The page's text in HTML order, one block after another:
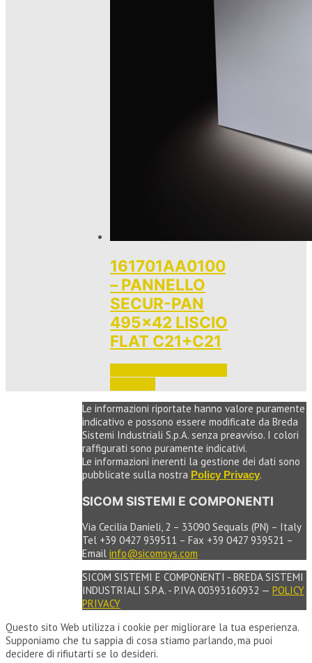
161701AA0100
– PANNELLO
SECUR-PAN
495×42 LISCIO
FLAT C21+C21
Le informazioni riportate hanno valore puramente
indicativo e possono essere modificate da Breda
Sistemi Industriali S.p.A. senza preavviso. I colori
raffigurati sono puramente indicativi.
Le informazioni inerenti la gestione dei dati sono
pubblicate sulla nostra Policy Privacy.
SICOM SISTEMI E COMPONENTI
Via Cecilia Danieli, 2 – 33090 Sequals (PN) – Italy
Tel +39 0427 939511 – Fax +39 0427 939521 –
Email info@sicomsys.com
SICOM SISTEMI E COMPONENTI - BREDA SISTEMI
INDUSTRIALI S.P.A. - P.IVA 00393160932 — POLICY
PRIVACY
Questo sito Web utilizza i cookie per migliorare la tua esperienza.
Supponiamo che tu sappia di cosa stiamo parlando, ma puoi
decidere di rifiutarti se lo desideri.